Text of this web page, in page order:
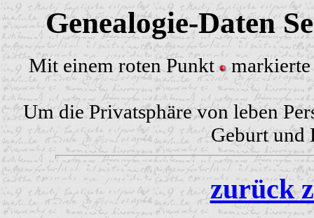
Genealogie-Daten
Mit einem roten Punkt markierte
Um die Privatsphäre von leben
Geburt und
zurück